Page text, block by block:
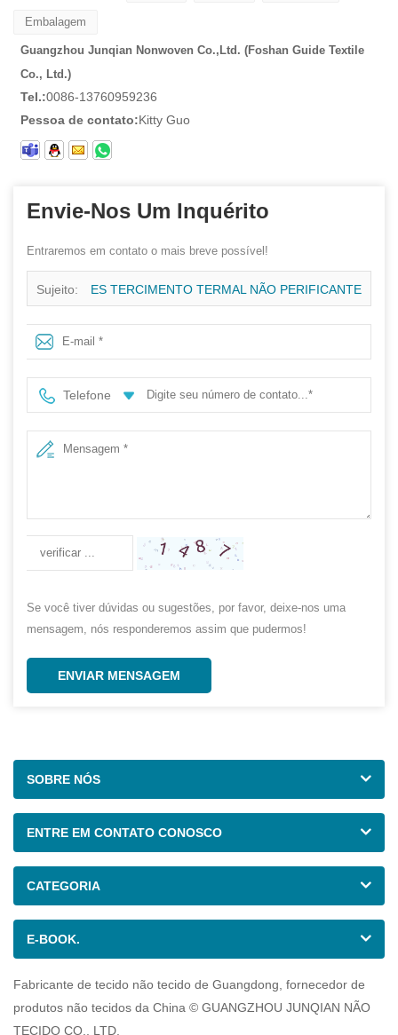
Embalagem
Guangzhou Junqian Nonwoven Co.,Ltd. (Foshan Guide Textile
Co., Ltd.)
Tel.:0086-13760959236
Pessoa de contato:Kitty Guo
Envie-Nos Um Inquérito
Entraremos em contato o mais breve possível!
Sujeito: ES TERCIMENTO TERMAL NÃO PERIFICANTE
PARA SAP
Telefone
Se você tiver dúvidas ou sugestões, por favor, deixe-nos uma
mensagem, nós responderemos assim que pudermos!
ENVIAR MENSAGEM
SOBRE NÓS
ENTRE EM CONTATO CONOSCO
CATEGORIA
E-BOOK.
Fabricante de tecido não tecido de Guangdong, fornecedor de
produtos não tecidos da China © GUANGZHOU JUNQIAN NÃO
TECIDO CO., LTD.